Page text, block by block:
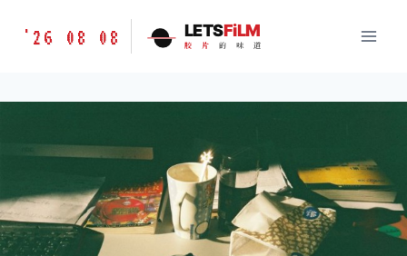
胶
味
LETSFILM
'26 08 08 LETSFiLM
胶 片 的 味 道